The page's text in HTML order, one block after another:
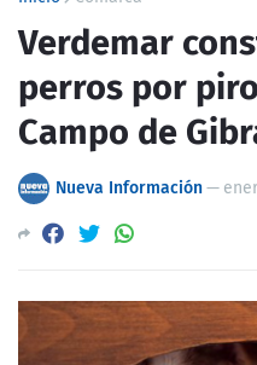
Verdemar
perros por
Campo de
Nueva Información—